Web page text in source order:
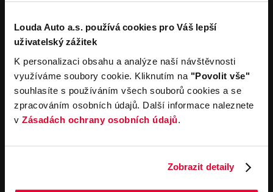
Louda Auto a.s. používá cookies pro Váš lepší
uživatelský zážitek
K personalizaci obsahu a analýze naší návštěvnosti
využíváme soubory cookie. Kliknutím na "Povolit vše"
souhlasíte s používáním všech souborů cookies a se
zpracováním osobních údajů. Další informace naleznete
v Zásadách ochrany osobních údajů.
Zobrazit detaily
Pronájem
Carsharing
Autopůjčovna
Operativní leasing
Společnost
Louda Auto+ Poděbrady
Obytné vozy
Novinky
Kariéra
Servisní služby
Servis
Důležité odkazy
Cookies
Všeobecné obchodní
podmínky pro online